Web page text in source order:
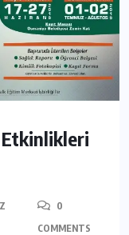
Etkinlikleri
0
COMMENTS